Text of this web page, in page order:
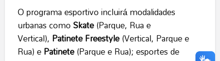
O programa esportivo incluirá modalidades
urbanas comoSkate(Parque, Rua e
Vertical), Patinete Freestyle(Vertical, Parque e
Rua) ePatinete(Parque e Rua); esportes de